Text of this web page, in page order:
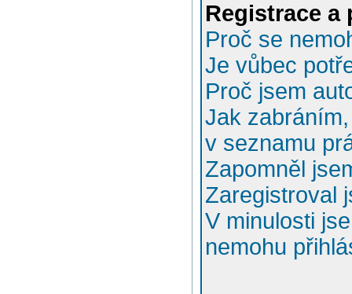
Registrace a
Proč se
Je vůbec
Proč jsem
Jak
v seznamu
Zapomněl
Zaregistroval
V minulosti
nemohu